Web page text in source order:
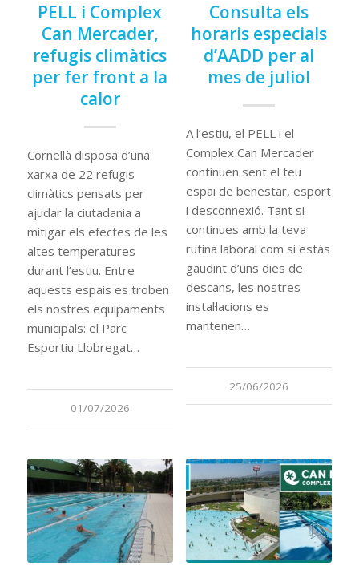
PELL i Complex
Can Mercader,
refugis climàtics
per fer front a la
calor
Cornellà disposa d’una
xarxa de 22 refugis
climàtics pensats per
ajudar la ciutadania a
mitigar els efectes de les
altes temperatures
durant l’estiu. Entre
aquests espais es troben
els nostres equipaments
municipals: el Parc
Esportiu Llobregat…
01/07/2026
Consulta els
horaris especials
d’AADD per al
mes de juliol
A l’estiu, el PELL i el
Complex Can Mercader
continuen sent el teu
espai de benestar, esport
i desconnexió. Tant si
continues amb la teva
rutina laboral com si estàs
gaudint d’uns dies de
descans, les nostres
instal·lacions es
mantenen…
25/06/2026